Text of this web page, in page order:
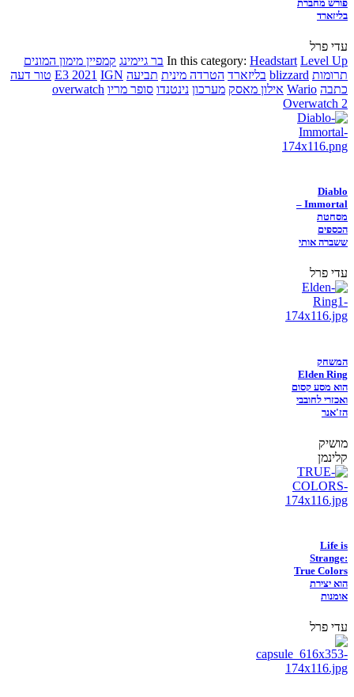
פורש מחברת
בליזארד
עדי פרל
In this category: Headstart Level Up בר גיימינג קמפיין מימון המונים
תרומות blizzard בליזארד הטרדה מינית תביעה E3 2021 IGN
טור דעה
כתבה Wario אילון מאסק מערכון נינטנדו סופר מריו overwatch
Overwatch 2
Diablo
Immortal –
מסחטת
הכספים
ששברה אותי
עדי פרל
המשחק
Elden Ring
הוא מסע קסום
ואכזרי לחובבי
הז'אנר
מושיק
קלינמן
Life is
Strange:
True Colors
הוא יצירת
אומנות
עדי פרל